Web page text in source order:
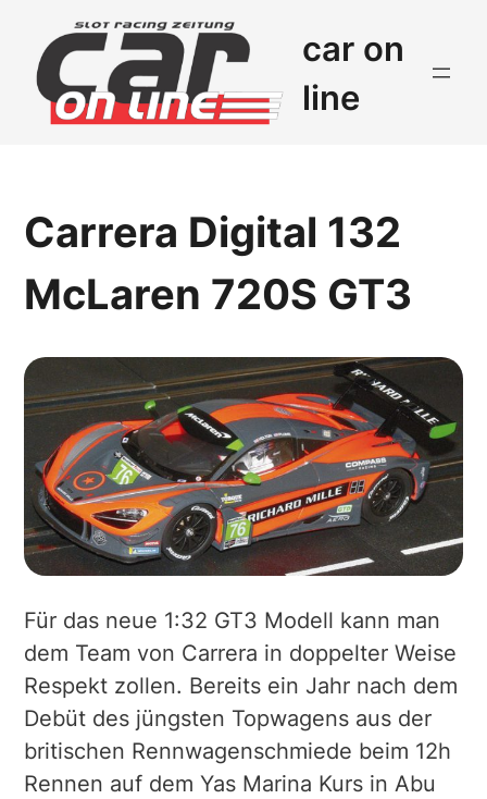
car on
line
Carrera Digital 132
McLaren 720S GT3
Für das neue 1:32 GT3 Modell kann man
dem Team von Carrera in doppelter Weise
Respekt zollen. Bereits ein Jahr nach dem
Debüt des jüngsten Topwagens aus der
britischen Rennwagenschmiede beim 12h
Rennen auf dem Yas Marina Kurs in Abu